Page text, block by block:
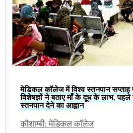
मेडिकल कॉलेज में विश्व स्तनपान
विशेषज्ञों ने बताए माँ के दूध के लाभ,
स्तनपान देने का आह्वान
कौशाम्बी: मेडिकल कॉलेज